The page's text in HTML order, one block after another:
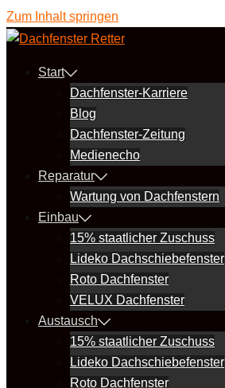
Zum Inhalt springen
Start
Dachfenster-Karriere
Blog
Dachfenster-Zeitung
Medienecho
Reparatur
Wartung von Dachfenstern
Einbau
15% staatlicher Zuschuss
Lideko Dachschiebefenster
Roto Dachfenster
VELUX Dachfenster
Austausch
15% staatlicher Zuschuss
Lideko Dachschiebefenster
Roto Dachfenster